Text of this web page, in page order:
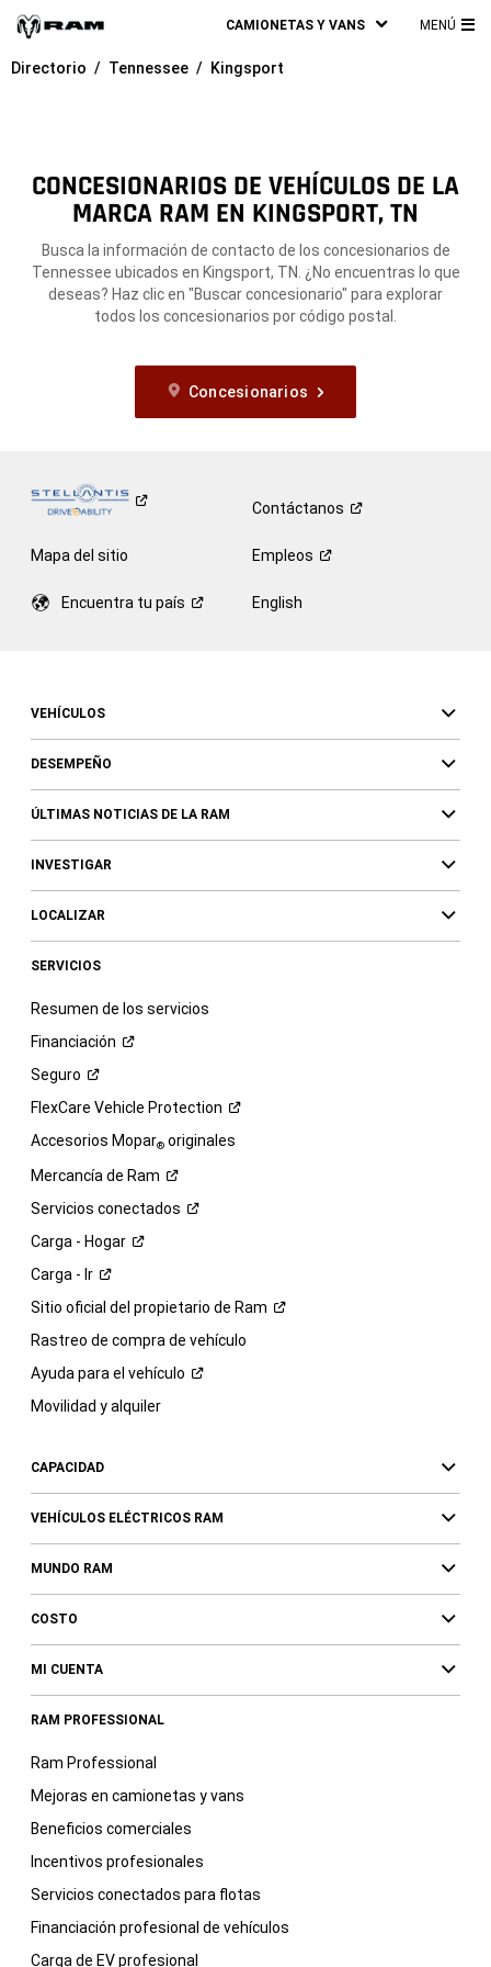
CAMIONETAS Y VANS MENÚ
Directorio Tennessee Kingsport
CONCESIONARIOS DE VEHÍCULOS DE LA
MARCA RAM EN KINGSPORT, TN
Busca la información de contacto de los concesionarios de
Tennessee ubicados en Kingsport, TN. ¿No encuentras lo que
deseas? Haz clic en "Buscar concesionario" para explorar
todos los concesionarios por código postal.
Concesionarios
Contáctanos
Mapa del sitio Empleos
Encuentra tu país English
VEHÍCULOS
DESEMPEÑO
ÚLTIMAS NOTICIAS DE LA RAM
INVESTIGAR
LOCALIZAR
SERVICIOS
Resumen de los servicios
Financiación
Seguro
FlexCare Vehicle Protection
Accesorios Mopar®originales
Mercancía de Ram
Servicios conectados
Carga - Hogar
Carga - Ir
Sitio oficial del propietario de Ram
Rastreo de compra de vehículo
Ayuda para el vehículo
Movilidad y alquiler
CAPACIDAD
VEHÍCULOS ELÉCTRICOS RAM
MUNDO RAM
COSTO
MI CUENTA
RAM PROFESSIONAL
Ram Professional
Mejoras en camionetas y vans
Beneficios comerciales
Incentivos profesionales
Servicios conectados para flotas
Financiación profesional de vehículos
Carga de EV profesional